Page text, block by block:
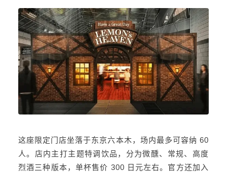
这座限定门店坐落于东京六本木，场内最多可容纳 60
人。店内主打主题特调饮品，分为微醺、常规、高度
烈酒三种版本，单杯售价 300 日元左右。官方还加入